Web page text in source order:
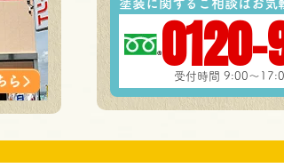
塗装に関するご相談はお気
受付時間 9:00～